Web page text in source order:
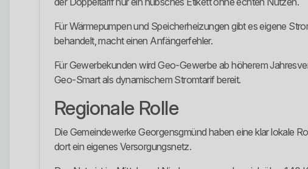
Für Wärmepumpen und Speicherheizungen gibt es eigene
behandelt, macht einen Anfängerfehler.
Für Gewerbekunden wird Geo-Gewerbe ab höherem
Geo-Smart als dynamischem Stromtarif bereit.
Regionale Rolle
Die Gemeindewerke Georgensgmünd haben eine klar lokale
dort ein eigenes Versorgungsnetz.